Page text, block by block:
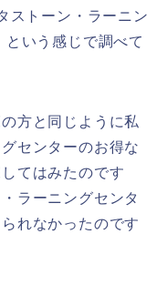
ストーン・ラーニン
いう感じで調べて
方と同じように私
センターのお得な
てはみたのです
ラーニングセンタ
れなかったのです